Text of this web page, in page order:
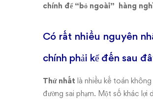
chính để “bỏ ngoài” hàng
Có rất nhiều nguyên
chính phải kể đến sau
Thứ nhất là nhiều kế toán
đường sai phạm. Một số khác lợi